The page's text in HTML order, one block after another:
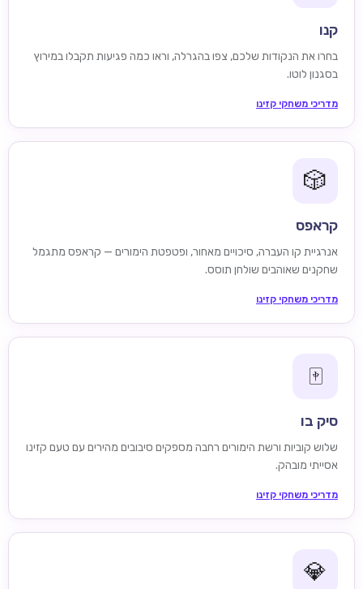
קנו
בחרו את הנקודות שלכם, צפו בהגרלה, וראו כמה פגיעות תקבלו במירוץ
בסגנון לוטו.
מדריכי משחקי קזינו
🎲
קראפס
אנרגיית קו העברה, סיכויים מאחור, ופטפטת הימורים — קראפס מתגמל
שחקנים שאוהבים שולחן תוסס.
מדריכי משחקי קזינו
🀄
סיק בו
שלוש קוביות ורשת הימורים רחבה מספקים סיבובים מהירים עם טעם קזינו
אסייתי מובהק.
מדריכי משחקי קזינו
💎